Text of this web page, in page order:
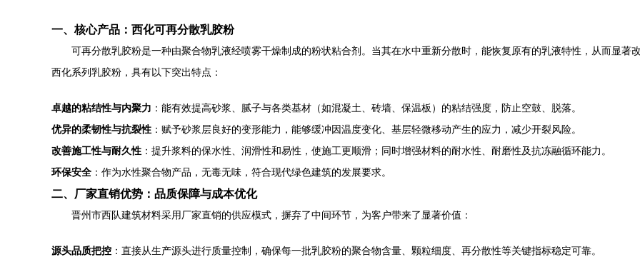
一、核心产品：西化可再分散乳胶粉
可再分散乳胶粉是一种由聚合物乳液经喷雾干燥制成的粉状粘合剂。当其在水中重新分散时，能恢复原有的乳液特性，从而显著
西化系列乳胶粉，具有以下突出特点：
卓越的粘结性与内聚力 ：能有效提高砂浆、腻子与各类基材（如混凝土、砖墙、保温板）的粘结强度，防止空鼓、脱落。
优异的柔韧性与抗裂性 ：赋予砂浆层良好的变形能力，能够缓冲因温度变化、基层轻微移动产生的应力，减少开裂风险。
改善施工性与耐久性 ：提升浆料的保水性、润滑性和易性，使施工更顺滑；同时增强材料的耐水性、耐磨性及抗冻融循环能力。
环保安全 ：作为水性聚合物产品，无毒无味，符合现代绿色建筑的发展要求。
二、厂家直销优势：品质保障与成本优化
晋州市西队建筑材料采用厂家直销的供应模式，摒弃了中间环节，为客户带来了显著价值：
源头品质把控 ：直接从生产源头进行质量控制，确保每一批乳胶粉的聚合物含量、颗粒细度、再分散性等关键指标稳定可靠。